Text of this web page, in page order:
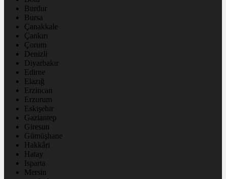
Burdur
Bursa
Çanakkale
Çankırı
Çorum
Denizli
Diyarbakır
Edirne
Elazığ
Erzincan
Erzurum
Eskişehir
Gaziantep
Giresun
Gümüşhane
Hakkâri
Hatay
Isparta
Mersin